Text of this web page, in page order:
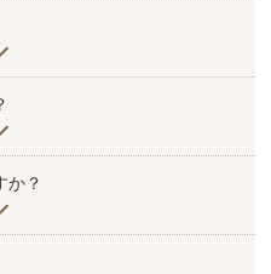
ありません。局部麻酔を
帰りで施術を受ける事が
致しますので、そのまま帰
浴びていいただいてかま
か？
んど残りません。